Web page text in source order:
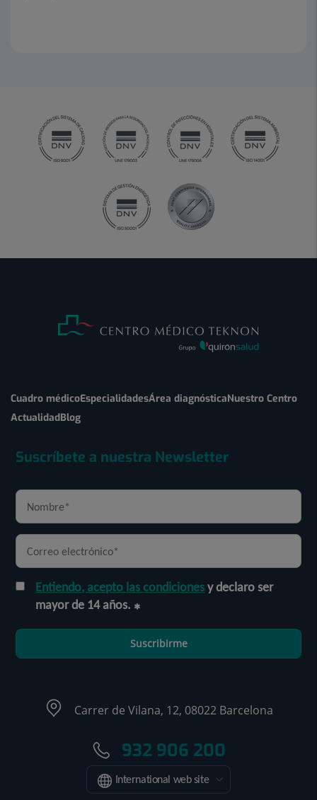
Cuadro médicoEspecialidadesÁrea diagnósticaNuestro Centro
ActualidadBlog
Suscríbete a nuestra Newsletter
Entiendo, acepto las condicionesy declaro ser
mayor de 14 años.
Suscribirme
Carrer de Vilana, 12, 08022 Barcelona
932 906 200
International web site